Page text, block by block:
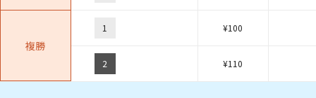
複勝
1 ¥100
2 ¥110